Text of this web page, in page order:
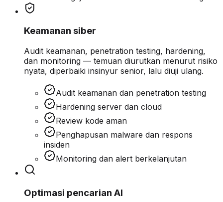
Keamanan siber
Audit keamanan, penetration testing, hardening,
dan monitoring — temuan diurutkan menurut risiko
nyata, diperbaiki insinyur senior, lalu diuji ulang.
Audit keamanan dan penetration testing
Hardening server dan cloud
Review kode aman
Penghapusan malware dan respons
insiden
Monitoring dan alert berkelanjutan
Optimasi pencarian AI